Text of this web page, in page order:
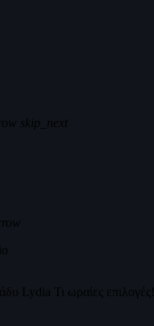
skip_next
Lydia Τι ωραίες επιλογές!